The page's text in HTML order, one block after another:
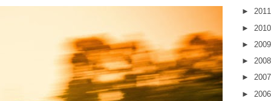
►
►
►
►
►
►